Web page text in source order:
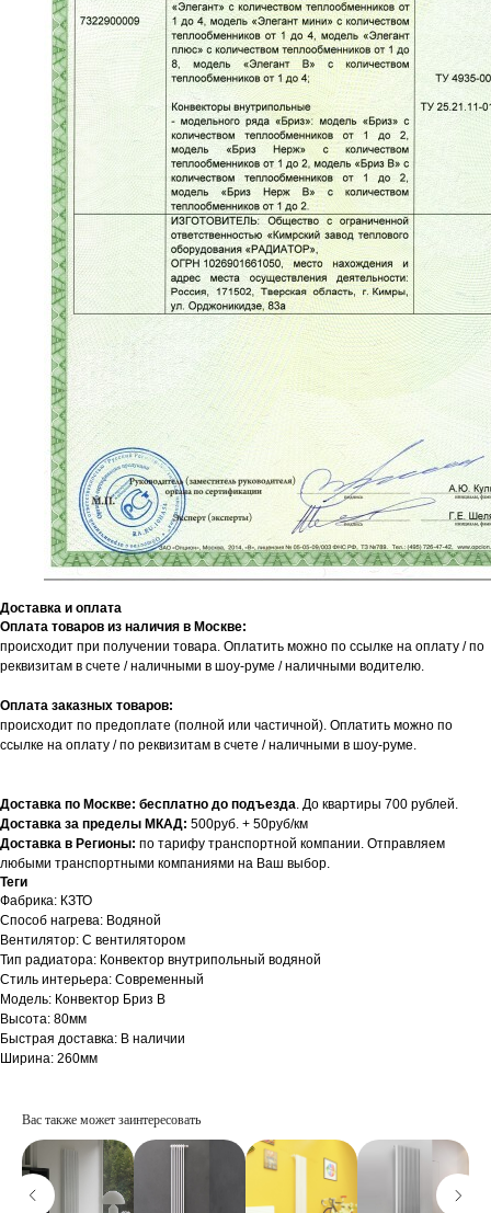
Доставка и оплата
Оплата товаров из наличия в Москве:
происходит при получении товара. Оплатить можно по ссылке на оплату / по
реквизитам в счете / наличными в шоу-руме / наличными водителю.
Оплата заказных товаров:
происходит по предоплате (полной или частичной). Оплатить можно по
ссылке на оплату / по реквизитам в счете / наличными в шоу-руме.
Доставка по Москве: бесплатно до подъезда. До квартиры 700 рублей.
Доставка за пределы МКАД: 500руб. + 50руб/км
Доставка в Регионы: по тарифу транспортной компании. Отправляем
любыми транспортными компаниями на Ваш выбор.
Теги
Фабрика: КЗТО
Способ нагрева: Водяной
Вентилятор: С вентилятором
Тип радиатора: Конвектор внутрипольный водяной
Стиль интерьера: Современный
Модель: Конвектор Бриз В
Высота: 80мм
Быстрая доставка: В наличии
Ширина: 260мм
Вас также может заинтересовать